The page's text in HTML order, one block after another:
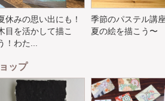
休みの思い出にも！
目を活かして描こ
！わた...
季節のパステル講
夏の絵を描こう〜
ップ